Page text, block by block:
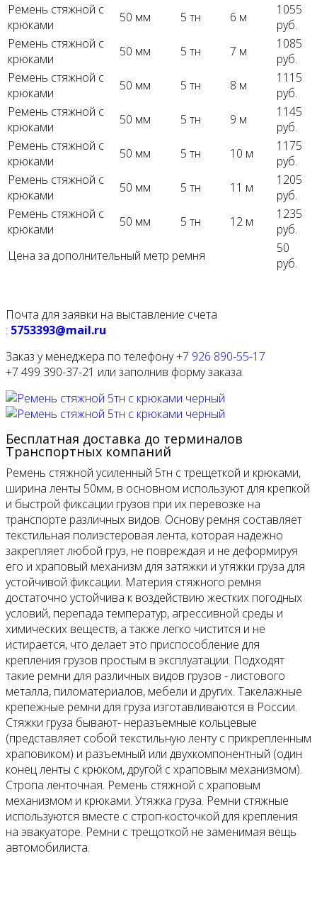
Ремень стяжной с
крюками
50 мм 5 тн 6 м
1055
руб.
Ремень стяжной с
крюками
50 мм 5 тн 7 м
1085
руб.
Ремень стяжной с
крюками
50 мм 5 тн 8 м
1115
руб.
Ремень стяжной с
крюками
50 мм 5 тн 9 м
1145
руб.
Ремень стяжной с
крюками
50 мм 5 тн 10 м
1175
руб.
Ремень стяжной с
крюками
50 мм 5 тн 11 м
1205
руб.
Ремень стяжной с
крюками
50 мм 5 тн 12 м
1235
руб.
Цена за дополнительный метр ремня
50
руб.
Почта для заявки на выставление счета
: 5753393@mail.ru
Заказ у менеджера по телефону+7 926 890-55-17
+7 499 390-37-21 или заполнив форму заказа.
Бесплатная доставка до терминалов
Транспортных компаний
Ремень стяжной усиленный 5тн с трещеткой и крюками,
ширина ленты 50мм, в основном используют для крепкой
и быстрой фиксации грузов при их перевозке на
транспорте различных видов. Основу ремня составляет
текстильная полиэстеровая лента, которая надежно
закрепляет любой груз, не повреждая и не деформируя
его и храповый механизм для затяжки и утяжки груза для
устойчивой фиксации. Материя стяжного ремня
достаточно устойчива к воздействию жестких погодных
условий, перепада температур, агрессивной среды и
химических веществ, а также легко чистится и не
истирается, что делает это приспособление для
крепления грузов простым в эксплуатации. Подходят
такие ремни для различных видов грузов - листового
металла, пиломатериалов, мебели и других. Такелажные
крепежные ремни для груза изготавливаются в России.
Стяжки груза бывают- неразъемные кольцевые
(представляет собой текстильную ленту с прикрепленным
храповиком) и разъемный или двухкомпонентный (один
конец ленты с крюком, другой с храповым механизмом).
Стропа ленточная. Ремень стяжной с храповым
механизмом и крюками. Утяжка груза. Ремни стяжные
используются вместе с строп-косточкой для крепления
на эвакуаторе. Ремни с трещоткой не заменимая вещь
автомобилиста.